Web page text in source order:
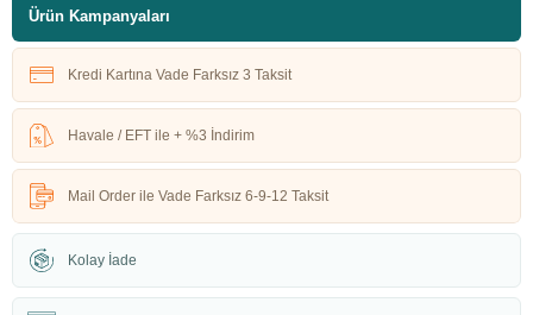
Ürün Kampanyaları
Kredi Kartına Vade Farksız 3 Taksit
Havale / EFT ile + %3 İndirim
Mail Order ile Vade Farksız 6-9-12 Taksit
Kolay İade